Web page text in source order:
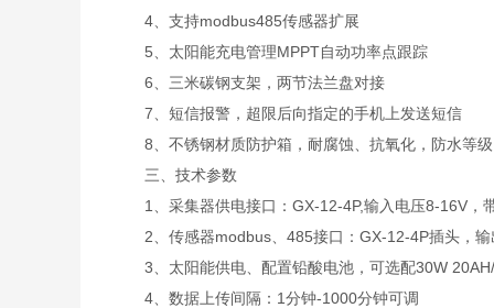
4、支持modbus485传感器扩展
5、太阳能充电管理MPPT自动功率点跟踪
6、三米碳钢支架，两节法兰盘对接
7、短信报警，超限后向指定的手机上发送短信
8、不锈钢材质防护箱，耐腐蚀、抗氧化，防水等级
三、技术参数
1、采集器供电接口：GX-12-4P,输入电压8-16V，
2、传感器modbus、485接口：GX-12-4P插头，输
3、太阳能供电、配置铅酸电池，可选配30W 20AH/
4、数据上传间隔：1分钟-1000分钟可调